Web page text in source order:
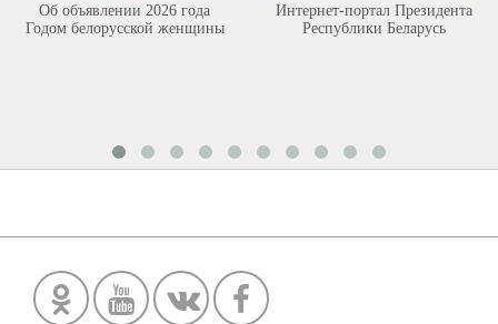
Об объявлении 2026 года
Годом белорусской женщины
Интернет-портал Президента
Республики Беларусь